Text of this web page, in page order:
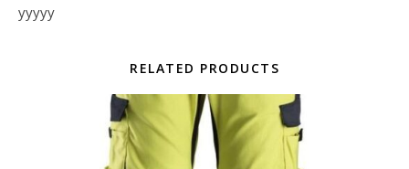
yyyyy
RELATED PRODUCTS